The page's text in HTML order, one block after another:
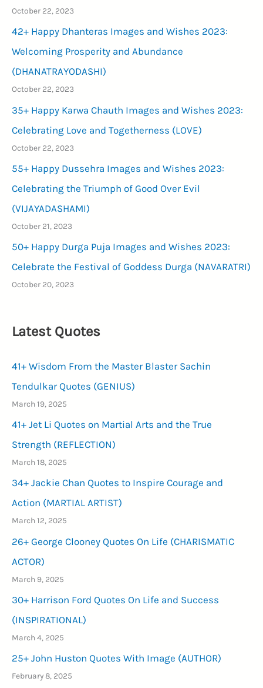
October 22, 2023
42+ Happy Dhanteras Images and Wishes 2023:
Welcoming Prosperity and Abundance
(DHANATRAYODASHI)
October 22, 2023
35+ Happy Karwa Chauth Images and Wishes 2023:
Celebrating Love and Togetherness (LOVE)
October 22, 2023
55+ Happy Dussehra Images and Wishes 2023:
Celebrating the Triumph of Good Over Evil
(VIJAYADASHAMI)
October 21, 2023
50+ Happy Durga Puja Images and Wishes 2023:
Celebrate the Festival of Goddess Durga (NAVARATRI)
October 20, 2023
Latest Quotes
41+ Wisdom From the Master Blaster Sachin
Tendulkar Quotes (GENIUS)
March 19, 2025
41+ Jet Li Quotes on Martial Arts and the True
Strength (REFLECTION)
March 18, 2025
34+ Jackie Chan Quotes to Inspire Courage and
Action (MARTIAL ARTIST)
March 12, 2025
26+ George Clooney Quotes On Life (CHARISMATIC
ACTOR)
March 9, 2025
30+ Harrison Ford Quotes On Life and Success
(INSPIRATIONAL)
March 4, 2025
25+ John Huston Quotes With Image (AUTHOR)
February 8, 2025